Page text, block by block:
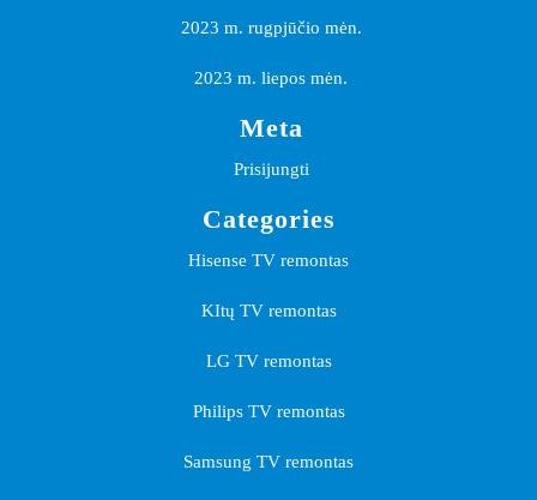
2023 m. rugpjūčio mėn.
2023 m. liepos mėn.
Meta
Prisijungti
Categories
Hisense TV remontas
KItų TV remontas
LG TV remontas
Philips TV remontas
Samsung TV remontas